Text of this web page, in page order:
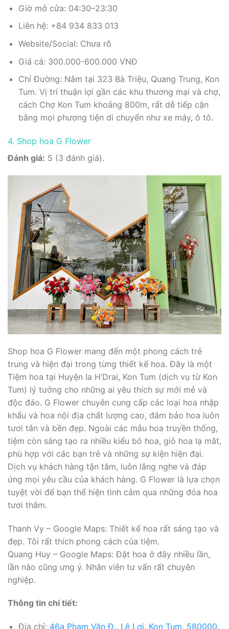
Giờ mở cửa: 04:30–23:30
Liên hệ: +84 934 833 013
Website/Social: Chưa rõ
Giá cả: 300.000-600.000 VNĐ
Chỉ Đường: Nằm tại 323 Bà Triệu, Quang Trung, Kon
Tum. Vị trí thuận lợi gần các khu thương mại và chợ,
cách Chợ Kon Tum khoảng 800m, rất dễ tiếp cận
bằng mọi phương tiện di chuyển như xe máy, ô tô.
4. Shop hoa G Flower
Đánh giá: 5 (3 đánh giá).
Shop hoa G Flower mang đến một phong cách trẻ
trung và hiện đại trong từng thiết kế hoa. Đây là một
Tiệm hoa tại Huyện Ia H’Drai, Kon Tum (dịch vụ từ Kon
Tum) lý tưởng cho những ai yêu thích sự mới mẻ và
độc đáo. G Flower chuyên cung cấp các loại hoa nhập
khẩu và hoa nội địa chất lượng cao, đảm bảo hoa luôn
tươi tắn và bền đẹp. Ngoài các mẫu hoa truyền thống,
tiệm còn sáng tạo ra nhiều kiểu bó hoa, giỏ hoa lạ mắt,
phù hợp với các bạn trẻ và những sự kiện hiện đại.
Dịch vụ khách hàng tận tâm, luôn lắng nghe và đáp
ứng mọi yêu cầu của khách hàng. G Flower là lựa chọn
tuyệt vời để bạn thể hiện tình cảm qua những đóa hoa
tươi thắm.
Thanh Vy – Google Maps: Thiết kế hoa rất sáng tạo và
đẹp. Tôi rất thích phong cách của tiệm.
Quang Huy – Google Maps: Đặt hoa ở đây nhiều lần,
lần nào cũng ưng ý. Nhân viên tư vấn rất chuyên
nghiệp.
Thông tin chi tiết:
Địa chỉ: 46a Phạm Văn Đ., Lê Lợi, Kon Tum, 580000,